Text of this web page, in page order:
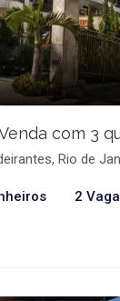
com 3
Rio de
2